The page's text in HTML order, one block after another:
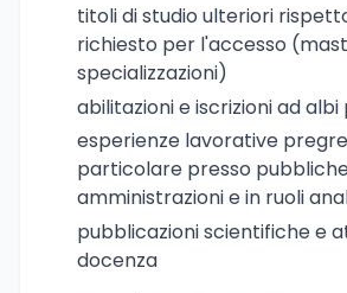
titoli di studio ulteriori
richiesto per l'accesso
specializzazioni)
abilitazioni e iscrizioni ad
esperienze lavorative
particolare presso
amministrazioni e in ruoli
pubblicazioni scientifiche e
docenza